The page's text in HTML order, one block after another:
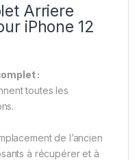
Arriere
iPhone 12
:
toutes les
de l’ancien
à récupérer et à